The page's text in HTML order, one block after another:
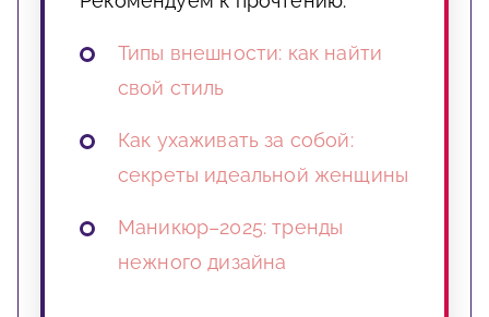
Типы внешности: как найти
свой стиль
Как ухаживать за собой:
секреты идеальной женщины
Маникюр–2025: тренды
нежного дизайна